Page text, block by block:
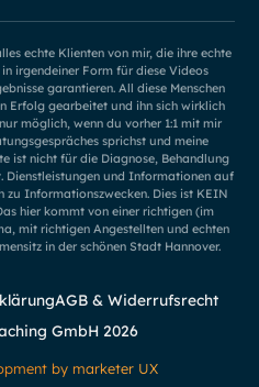
echte Klienten von mir, die ihre echte
irgendeiner Form für diese Videos
garantieren. All diese Menschen
Erfolg gearbeitet und ihn sich wirklich
möglich, wenn du vorher 1:1 mit mir
sprichst und meine
ist nicht für die Diagnose, Behandlung
Dienstleistungen und Informationen auf
zu Informationszwecken. Dies ist KEIN
hier kommt von einer richtigen (im
mit richtigen Angestellten und echten
in der schönen Stadt Hannover.
GmbH 2026
AGB & Widerrufsrecht
by marketer UX